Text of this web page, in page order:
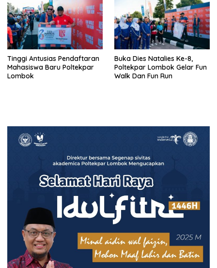
Tinggi Antusias Pendaftaran
Mahasiswa Baru Poltekpar
Lombok
Buka Dies Natalies Ke-8,
Poltekpar Lombok Gelar Fun
Walk Dan Fun Run